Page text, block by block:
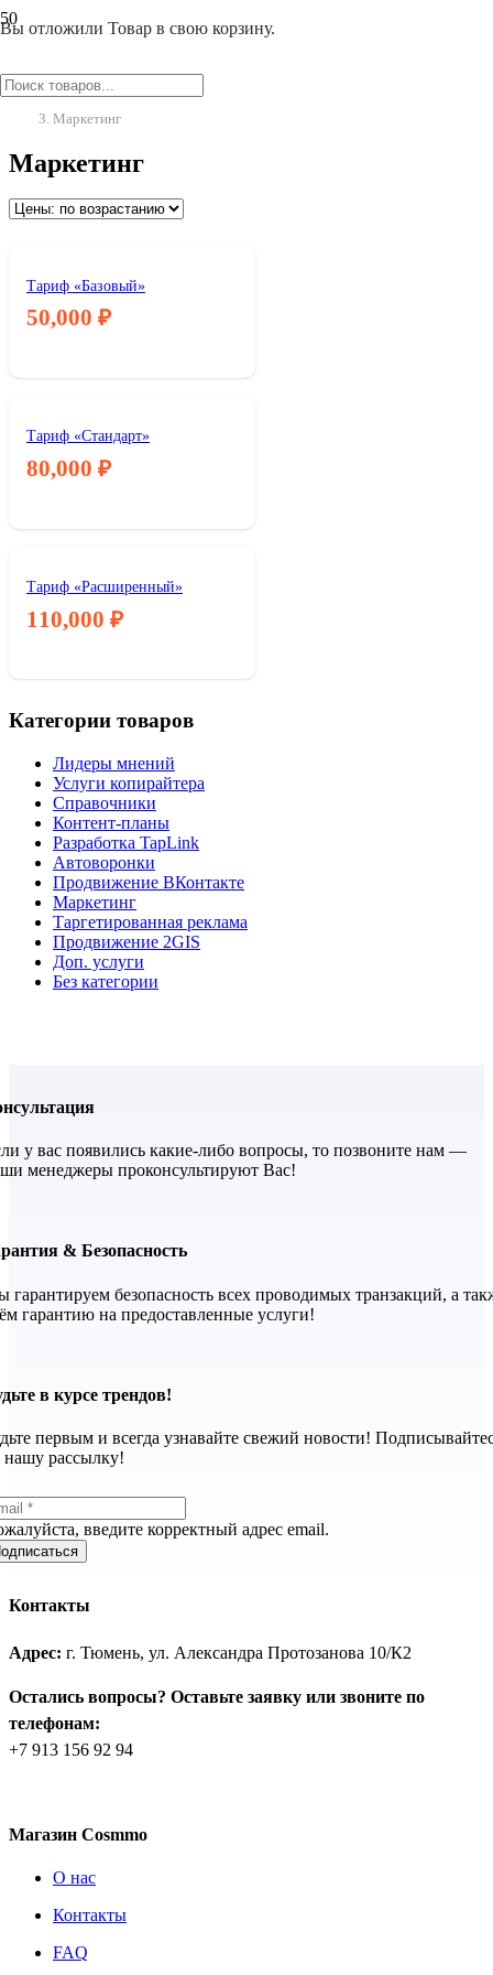
Вы отложили Товар в свою корзину.
Главная
/
Маркетинг
Маркетинг
Тариф «Базовый»
50,000 ₽
Тариф «Стандарт»
80,000 ₽
Тариф «Расширенный»
110,000 ₽
Категории товаров
Лидеры мнений
Услуги копирайтера
Справочники
Контент-планы
Разработка TapLink
Автоворонки
Продвижение ВКонтакте
Маркетинг
Таргетированная реклама
Продвижение 2GIS
Доп. услуги
Без категории
у вас появились какие-либо вопросы, то позвоните нам —
менеджеры проконсультируют Вас!
& Безопасность
гарантируем безопасность всех проводимых транзакций, а
гарантию на предоставленные услуги!
в курсе трендов!
первым и всегда узнавайте свежий новости!
нашу рассылку!
введите корректный адрес email.
Контакты
Адрес: г. Тюмень, ул. Александра Протозанова 10/К2
Остались вопросы? Оставьте заявку или звоните по
телефонам:
+7 913 156 92 94
Магазин Cosmmo
О нас
Контакты
FAQ